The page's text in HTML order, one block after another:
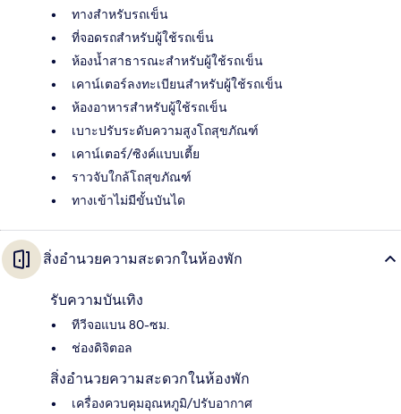
ทางสำหรับรถเข็น
ที่จอดรถสำหรับผู้ใช้รถเข็น
ห้องน้ำสาธารณะสำหรับผู้ใช้รถเข็น
เคาน์เตอร์ลงทะเบียนสำหรับผู้ใช้รถเข็น
ห้องอาหารสำหรับผู้ใช้รถเข็น
เบาะปรับระดับความสูงโถสุขภัณฑ์
เคาน์เตอร์/ซิงค์แบบเตี้ย
ราวจับใกล้โถสุขภัณฑ์
ทางเข้าไม่มีขั้นบันได
สิ่งอำนวยความสะดวกในห้องพัก
รับความบันเทิง
ทีวีจอแบน 80-ซม.
ช่องดิจิตอล
สิ่งอำนวยความสะดวกในห้องพัก
เครื่องควบคุมอุณหภูมิ/ปรับอากาศ